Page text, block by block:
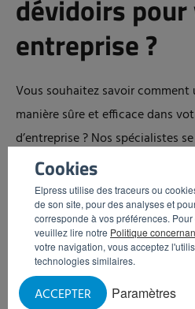
Cookies
Elpress utilise des traceurs ou
de son site, pour des analyses et
corresponde à vos préférences.
veuillez lire notre Politique
votre navigation, vous acceptez
technologies similaires.
Paramètres
ACCEPTER
dévidoirs
entreprise ?
Vous souhaitez savoir
manière sûre et efficace dans
d’entreprise ? Nos spécialistes
aider !